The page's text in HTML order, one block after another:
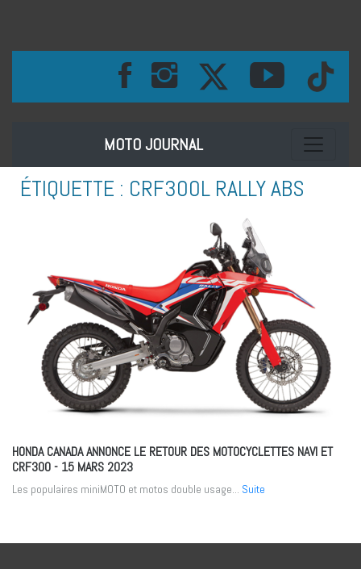
MOTO JOURNAL Toggle
ÉTIQUETTE : CRF300L RALLY ABS
HONDA CANADA ANNONCE LE RETOUR DES MOTOCYCLETTES NAVI ET
CRF300- 15 MARS 2023
Les populaires miniMOTO et motos double usage... Suite